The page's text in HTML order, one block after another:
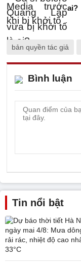
ai?
bản quyền tác giả
Bình luận
Tin nổi bật